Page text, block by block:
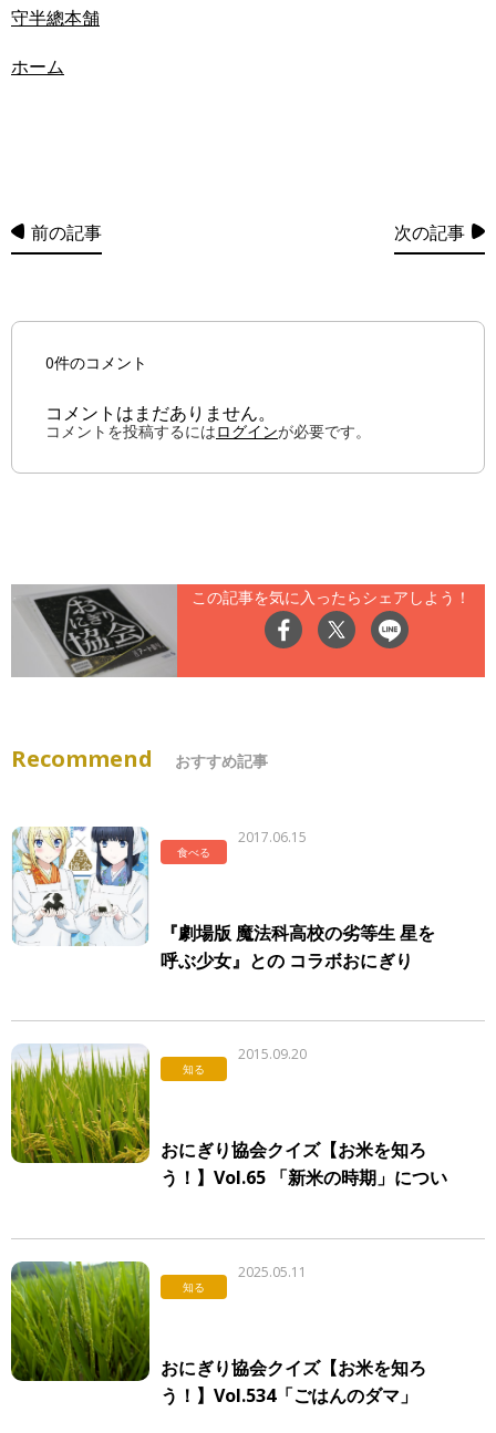
守半總本舗
ホーム
前の記事 次の記事
0件のコメント
コメントはまだありません。
コメントを投稿するにはログインが必要です。
この記事を気に入ったらシェアしよう！
Recommend おすすめ記事
食べる
2017.06.15
『劇場版 魔法科高校の劣等生 星を
呼ぶ少女』との コラボおにぎり
ポスター＆イラストカード」プレゼ
ントキャンペーン実施！
知る
2015.09.20
おにぎり協会クイズ【お米を知ろ
う！】Vol.65 「新米の時期」につい
知る
2025.05.11
おにぎり協会クイズ【お米を知ろ
う！】Vol.534「ごはんのダマ」